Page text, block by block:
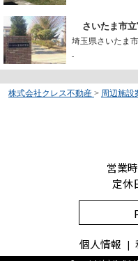
さいたま市
埼玉県さいたま
-
株式会社クレス不動産 > 周辺施設
営業
定休
個人情報